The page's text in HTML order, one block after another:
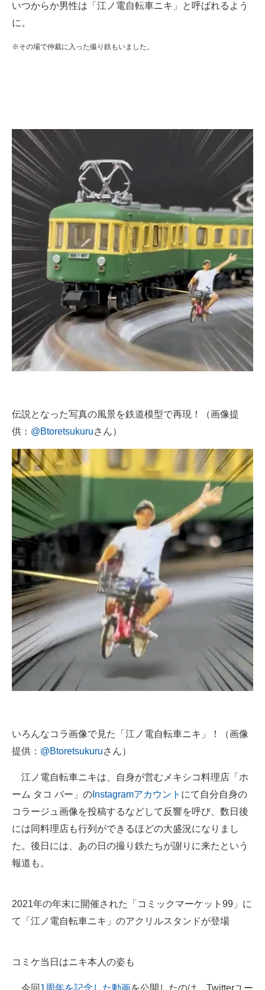
エレクトロニクス専門サイト
ちょっと気になるネットの話題
いつからか男性は「江ノ電自転車ニキ」と呼ばれるよう
に。
※その場で仲裁に入った撮り鉄もいました。
伝説となった写真の風景を鉄道模型で再現！（画像提
供： @Btoretsukuruさん）
いろんなコラ画像で見た「江ノ電自転車ニキ」！（画像
提供： @Btoretsukuruさん）
江ノ電自転車ニキは、自身が営むメキシコ料理店「ホ
ーム タコ バー」の Instagramアカウント にて自分自身の
コラージュ画像を投稿するなどして反響を呼び、数日後
には同料理店も行列ができるほどの大盛況になりまし
た。後日には、あの日の撮り鉄たちが謝りに来たという
報道も。
2021年の年末に開催された「コミックマーケット99」に
て「江ノ電自転車ニキ」のアクリルスタンドが登場
コミケ当日はニキ本人の姿も